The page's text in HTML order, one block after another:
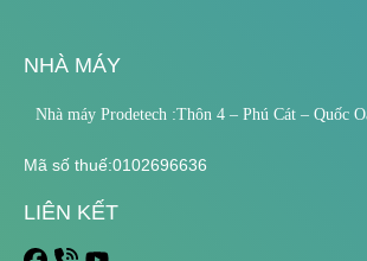
NHÀ MÁY
Nhà máy Prodetech :Thôn 4 – Phú Cát – Quốc
Mã số thuế:0102696636
LIÊN KẾT